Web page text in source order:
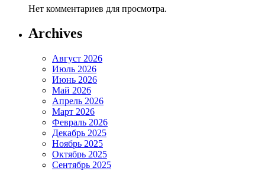
Нет комментариев для просмотра.
Archives
Август 2026
Июль 2026
Июнь 2026
Май 2026
Апрель 2026
Март 2026
Февраль 2026
Декабрь 2025
Ноябрь 2025
Октябрь 2025
Сентябрь 2025